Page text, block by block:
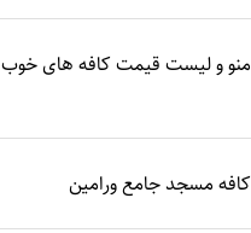
منو و لیست قیمت کافه های خوب
کافه مسجد جامع ورامین